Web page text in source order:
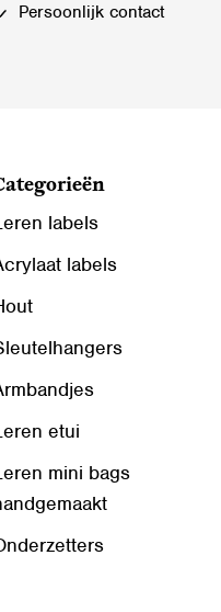
Persoonlijk contact
labels
labels
etui
mini bags